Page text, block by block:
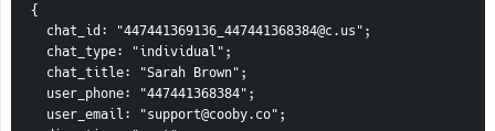
{
  chat_id: "447441369136_447441368384@c.us";
  chat_type: "individual";
  chat_title: "Sarah Brown";
  user_phone: "447441368384";
  user_email: "support@cooby.co";